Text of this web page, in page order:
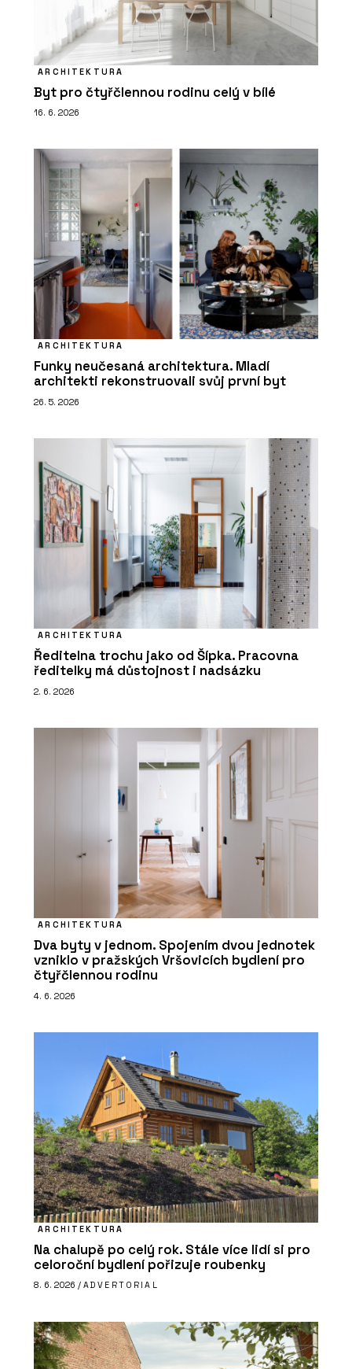
ARCHITEKTURA
Byt pro čtyřčlennou rodinu celý v bílé
16. 6. 2026
ARCHITEKTURA
Funky neučesaná architektura. Mladí
architekti rekonstruovali svůj první byt
26. 5. 2026
ARCHITEKTURA
Ředitelna trochu jako od Šípka. Pracovna
ředitelky má důstojnost i nadsázku
2. 6. 2026
ARCHITEKTURA
Dva byty v jednom. Spojením dvou jednotek
vzniklo v pražských Vršovicích bydlení pro
čtyřčlennou rodinu
4. 6. 2026
ARCHITEKTURA
Na chalupě po celý rok. Stále více lidí si pro
celoroční bydlení pořizuje roubenky
8. 6. 2026 / ADVERTORIAL